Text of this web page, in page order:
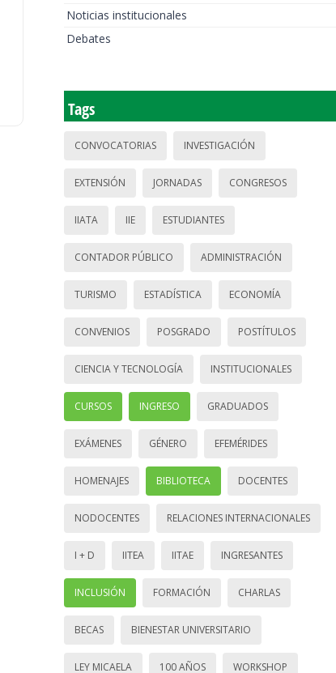
Noticias institucionales
Debates
Tags
CONVOCATORIAS INVESTIGACIÓN
EXTENSIÓN JORNADAS CONGRESOS
IIATA IIE ESTUDIANTES
CONTADOR PÚBLICO ADMINISTRACIÓN
TURISMO ESTADÍSTICA ECONOMÍA
CONVENIOS POSGRADO POSTÍTULOS
CIENCIA Y TECNOLOGÍA INSTITUCIONALES
CURSOS INGRESO GRADUADOS
EXÁMENES GÉNERO EFEMÉRIDES
HOMENAJES BIBLIOTECA DOCENTES
NODOCENTES RELACIONES INTERNACIONALES
I + D IITEA IITAE INGRESANTES
INCLUSIÓN FORMACIÓN CHARLAS
BECAS BIENESTAR UNIVERSITARIO
LEY MICAELA 100 AÑOS WORKSHOP